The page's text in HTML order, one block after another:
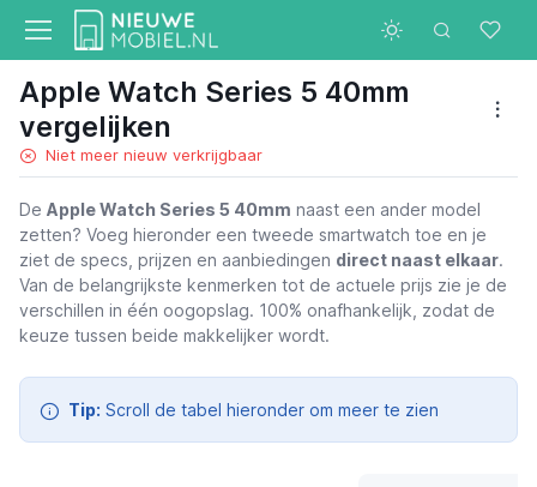
Apple Watch Series 5 40mm
vergelijken
Niet meer nieuw verkrijgbaar
Apple Watch Series 5 40mm
De Apple Watch Series 5 40mm naast een ander model
zetten? Voeg hieronder een tweede smartwatch toe en je
ziet de specs, prijzen en aanbiedingen direct naast elkaar.
Van de belangrijkste kenmerken tot de actuele prijs zie je de
verschillen in één oogopslag. 100% onafhankelijk, zodat de
keuze tussen beide makkelijker wordt.
Tip: Scroll de tabel hieronder om meer te zien